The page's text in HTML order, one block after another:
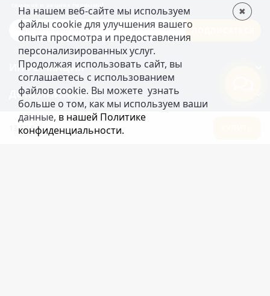
13.50 €
скидках и акциях первыми!
ИНФОРМАЦИЯ
ДОПОЛНИТЕЛЬНО
КАТЕГОРИИ
На нашем веб-сайте мы используем
файлы cookie для улучшения вашего
опыта просмотра и предоставления
персонализированных услуг.
Продолжая использовать сайт, вы
соглашаетесь с использованием
файлов cookie. Вы можете  узнать
больше о том, как мы используем ваши
данные, в нашей Политике
конфиденциальности.
✖